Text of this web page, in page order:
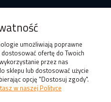
umożliwiają poprawne
ofertę do Twoich
przez nas
sklepu lub dostosować użycie
opcję "Dostosuj zgody".
w naszej Polityce